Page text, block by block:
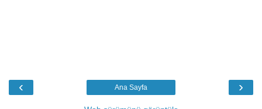
‹ ›
Ana Sayfa